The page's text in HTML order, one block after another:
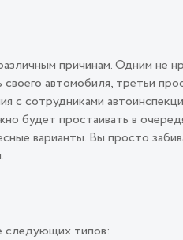
причинам. Одним не
автомобиля, третьи
сотрудниками
будет простаивать в
варианты. Вы просто
следующих типов: